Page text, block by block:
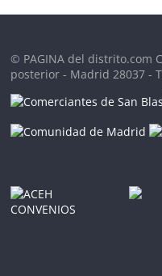
© PAGINA del distrito.com
posterior - Madrid 28037 -